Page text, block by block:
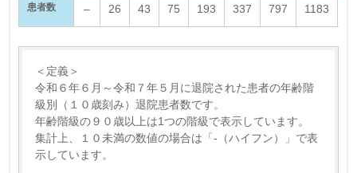
患者数 – 26 43 75 193 337 797 1183
＜定義＞
令和６年６月～令和７年５月に退院された患者の年齢階
級別（１０歳刻み）退院患者数です。
年齢階級の９０歳以上は1つの階級で表示しています。
集計上、１０未満の数値の場合は「-（ハイフン）」で表
示しています。